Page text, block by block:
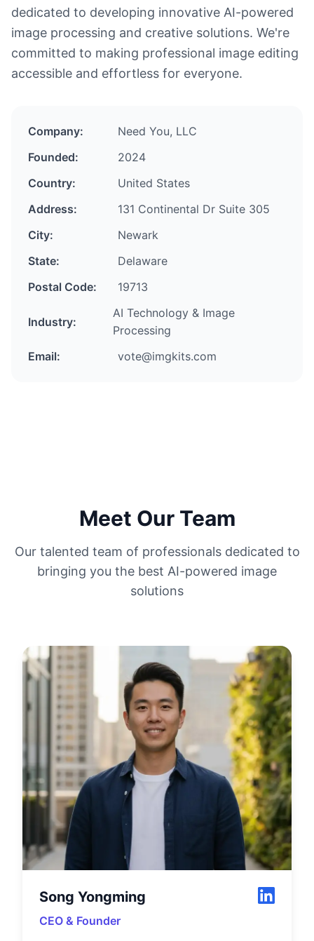
dedicated to developing innovative AI-powered
image processing and creative solutions. We're
committed to making professional image editing
accessible and effortless for everyone.
Company:
Need You, LLC
Founded:
2024
Country:
United States
Address:
131 Continental Dr Suite 305
City:
Newark
State:
Delaware
Postal Code:
19713
Industry:
AI Technology & Image
Processing
Email:
vote@imgkits.com
Meet Our Team
Our talented team of professionals dedicated to
bringing you the best AI-powered image
solutions
Song Yongming
CEO & Founder